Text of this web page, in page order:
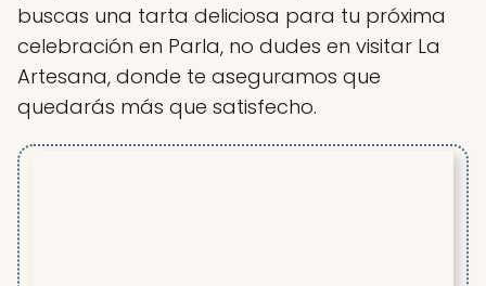
buscas una tarta deliciosa para tu próxima
celebración en Parla, no dudes en visitar La
Artesana, donde te aseguramos que
quedarás más que satisfecho.